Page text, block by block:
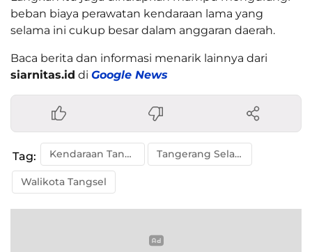
beban biaya perawatan kendaraan lama yang
selama ini cukup besar dalam anggaran daerah.
Baca berita dan informasi menarik lainnya dari
siarnitas.id di Google News
Tag: Kendaraan Tangsel Tangerang Selatan
Walikota Tangsel